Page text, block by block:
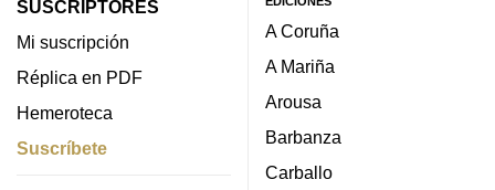
SUSCRIPTORES
Mi suscripción
Réplica en PDF
Hemeroteca
Suscríbete
A Coruña
A Mariña
Arousa
Barbanza
Carballo